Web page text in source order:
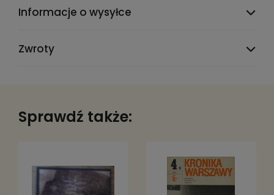
Informacje o wysyłce
Zwroty
Sprawdź także: